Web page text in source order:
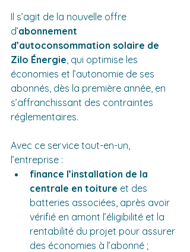
Il s’agit de la nouvelle offre
d’abonnement
d’autoconsommation solaire de
Zilo Énergie, qui optimise les
économies et l’autonomie de ses
abonnés, dès la première année, en
s’affranchissant des contraintes
réglementaires.
Avec ce service tout-en-un,
l’entreprise :
finance l’installation de la
centrale en toiture et des
batteries associées, après avoir
vérifié en amont l’éligibilité et la
rentabilité du projet pour assurer
des économies à l’abonné ;